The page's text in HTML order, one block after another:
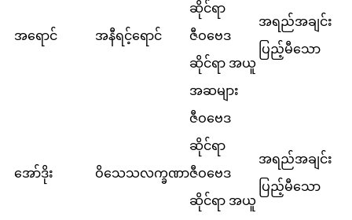
အရောင် အနီရင့်ရောင်
ဆိုင်ရာ
ဇီဝဗေဒ
ဆိုင်ရာ အယူ
အဆများ
အရည်အချင်း
ပြည့်မီသော
အော်ဒိုး ဝိသေသလက္ခဏာ
ဇီဝဗေဒ
ဆိုင်ရာ
ဇီဝဗေဒ
ဆိုင်ရာ အယူ
အရည်အချင်း
ပြည့်မီသော